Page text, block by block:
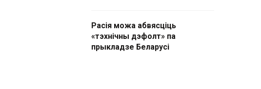
Расія можа абвясціць
«тэхнічны дэфолт» па
прыкладзе Беларусі